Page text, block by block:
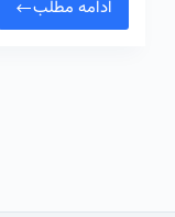
ادامه مطلب